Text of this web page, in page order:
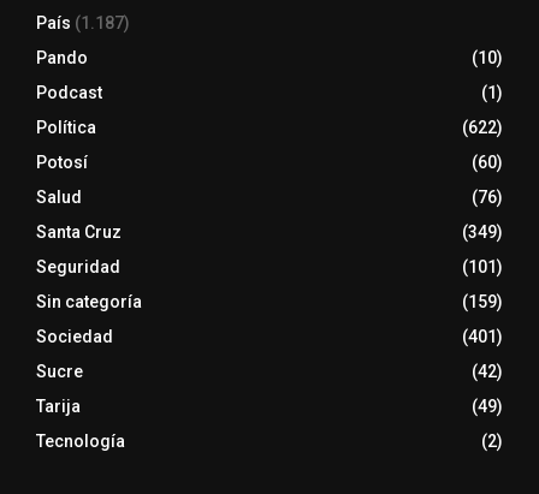
País (1.187)
Pando
(10)
Podcast
(1)
Política
(622)
Potosí
(60)
Salud
(76)
Santa Cruz
(349)
Seguridad
(101)
Sin categoría
(159)
Sociedad
(401)
Sucre
(42)
Tarija
(49)
Tecnología
(2)